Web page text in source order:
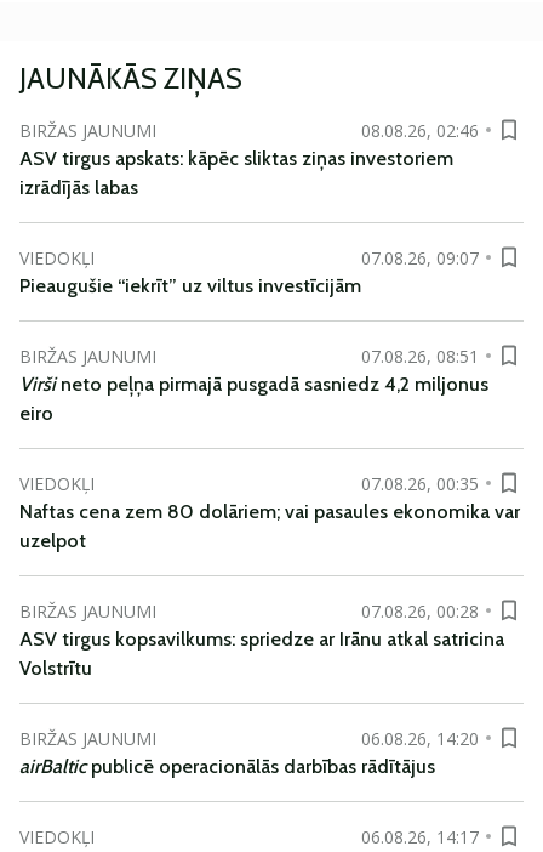
JAUNĀKĀS ZIŅAS
BIRŽAS JAUNUMI
08.08.26, 02:46
ASV tirgus apskats: kāpēc sliktas ziņas investoriem
izrādījās labas
VIEDOKĻI
07.08.26, 09:07
Pieaugušie “iekrīt” uz viltus investīcijām
BIRŽAS JAUNUMI
07.08.26, 08:51
Viršineto peļņa pirmajā pusgadā sasniedz 4,2 miljonus
eiro
VIEDOKĻI
07.08.26, 00:35
Naftas cena zem 80 dolāriem; vai pasaules ekonomika var
uzelpot
BIRŽAS JAUNUMI
07.08.26, 00:28
ASV tirgus kopsavilkums: spriedze ar Irānu atkal satricina
Volstrītu
BIRŽAS JAUNUMI
06.08.26, 14:20
airBalticpublicē operacionālās darbības rādītājus
VIEDOKĻI
06.08.26, 14:17